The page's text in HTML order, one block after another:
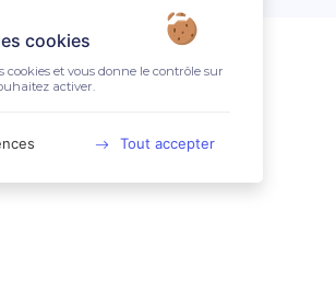
cookies
cookies et vous donne le contrôle sur
activer.
Tout accepter